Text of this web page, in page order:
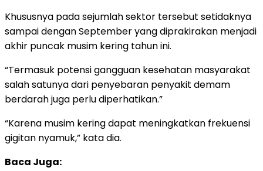
Khususnya pada sejumlah sektor tersebut setidaknya
sampai dengan September yang diprakirakan menjadi
akhir puncak musim kering tahun ini.
“Termasuk potensi gangguan kesehatan masyarakat
salah satunya dari penyebaran penyakit demam
berdarah juga perlu diperhatikan.”
“Karena musim kering dapat meningkatkan frekuensi
gigitan nyamuk,” kata dia.
Baca Juga: